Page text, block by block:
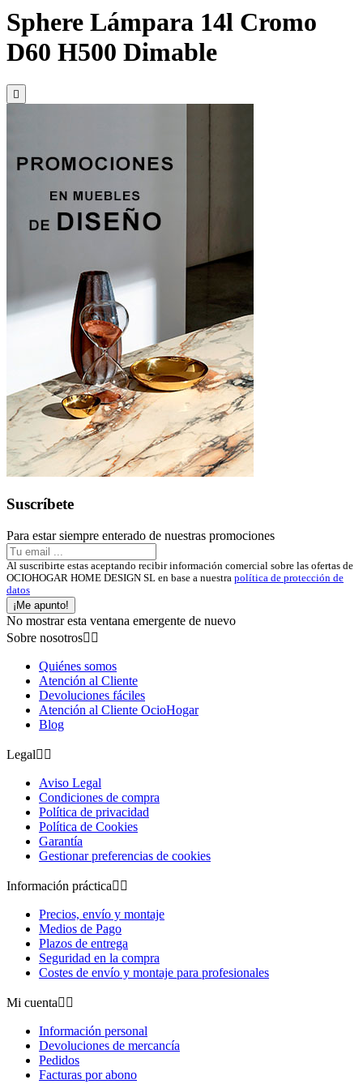
Sphere Lámpara 14l Cromo
D60 H500 Dimable

Suscríbete
Para estar siempre enterado de nuestras promociones
Al suscribirte estas aceptando recibir información comercial sobre las ofertas de
OCIOHOGAR HOME DESIGN SL en base a nuestra política de protección de
datos
¡Me apunto!
No mostrar esta ventana emergente de nuevo
Sobre nosotros 
Quiénes somos
Atención al Cliente
Devoluciones fáciles
Atención al Cliente OcioHogar
Blog
Legal 
Aviso Legal
Condiciones de compra
Política de privacidad
Política de Cookies
Garantía
Gestionar preferencias de cookies
Información práctica 
Precios, envío y montaje
Medios de Pago
Plazos de entrega
Seguridad en la compra
Costes de envío y montaje para profesionales
Mi cuenta 
Información personal
Devoluciones de mercancía
Pedidos
Facturas por abono